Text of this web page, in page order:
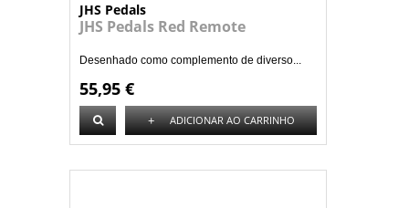
JHS Pedals
JHS Pedals Red Remote
Desenhado como complemento de diverso...
55,95 €
+ ADICIONAR AO CARRINHO